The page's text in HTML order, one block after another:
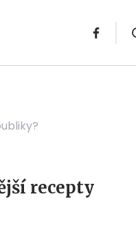
recepty